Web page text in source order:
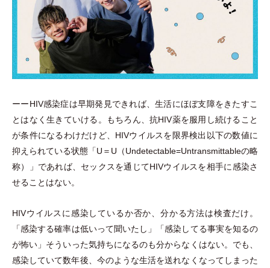
ーーHIV感染症は早期発見できれば、生活にほぼ支障をきたすこ
とはなく生きていける。もちろん、抗HIV薬を服用し続けること
が条件になるわけだけど、HIVウイルスを限界検出以下の数値に
抑えられている状態 「U＝U （Undetectable=Untransmittableの略
称） 」 であれば、セックスを通じてHIVウイルスを相手に感染さ
せることはない。
HIVウイルスに感染しているか否か、分かる方法は検査だけ。
「感染する確率は低いって聞いたし 」 「感染してる事実を知るの
が怖い 」 そういった気持ちになるのも分からなくはない。でも、
感染していて数年後、今のような生活を送れなくなってしまった